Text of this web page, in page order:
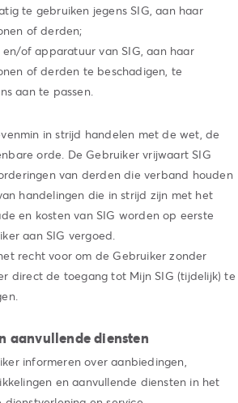
te gebruiken jegens SIG, aan haar
of derden;
of apparatuur van SIG, aan haar
of derden te beschadigen, te
aan te passen.
in strijd handelen met de wet, de
orde. De Gebruiker vrijwaart SIG
van derden die verband houden
handelingen die in strijd zijn met het
en kosten van SIG worden op eerste
aan SIG vergoed.
recht voor om de Gebruiker zonder
direct de toegang tot Mijn SIG (tijdelijk) te
aanvullende diensten
informeren over aanbiedingen,
en aanvullende diensten in het